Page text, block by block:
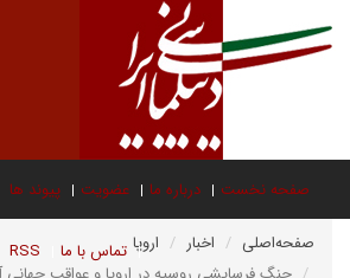
صفحه نخست درباره ما عضویت پیوند ها
تماس با ما RSS صفحه‌اصلی اخبار
اروپا